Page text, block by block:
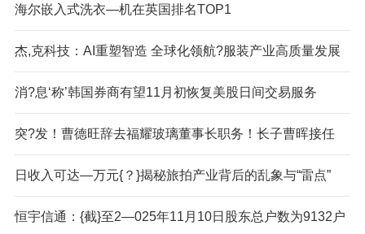
海尔嵌入式洗衣—机在英国排名TOP1
杰,克科技：AI重塑智造 全球化领航?服装产业高质量发展
消?息‘称’韩国券商有望11月初恢复美股日间交易服务
突?发！曹德旺辞去福耀玻璃董事长职务！长子曹晖接任
日收入可达—万元{？}揭秘旅拍产业背后的乱象与“雷点”
恒宇信通：{截}至2—025年11月10日股东总户数为9132户